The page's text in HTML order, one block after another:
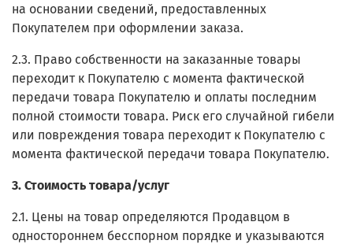
на основании сведений, предоставленных
Покупателем при оформлении заказа.
2.3. Право собственности на заказанные товары
переходит к Покупателю с момента фактической
передачи товара Покупателю и оплаты последним
полной стоимости товара. Риск его случайной гибели
или повреждения товара переходит к Покупателю с
момента фактической передачи товара Покупателю.
3. Стоимость товара/услуг
2.1. Цены на товар определяются Продавцом в
одностороннем бесспорном порядке и указываются